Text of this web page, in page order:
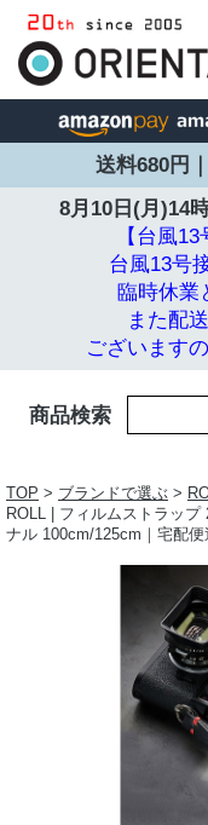
送料680円
8月10日(月)14
【台風
台風13号
臨時休業
また配
ございます
商品検索
TOP > ブランドで選ぶ >
ROLL | フィルムストラッ
ナル 100cm/125cm｜宅配便